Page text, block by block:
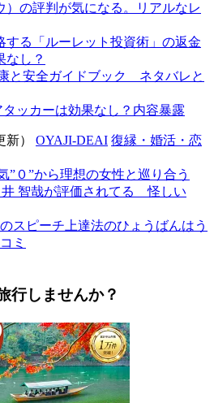
）の評判が気になる。リアルなレ
する「ルーレット投資術」の返金
なし？
と安全ガイドブック ネタバレと
ッカーは効果なし？内容暴露
新） OYAJI-DEAI 復縁・婚活・恋
”０”から理想の女性と巡り合う
井 智哉が評価されてる 怪しい
スピーチ上達法のひょうばんはう
ミ
行しませんか？